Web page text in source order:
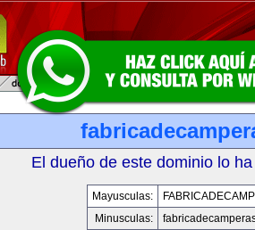
El dueño de este dominio lo
Mayusculas:
Minusculas: